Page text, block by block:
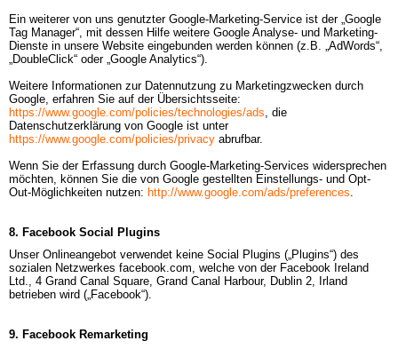
Ein weiterer von uns genutzter Google-Marketing-Service ist der „Google
Tag Manager“, mit dessen Hilfe weitere Google Analyse- und Marketing-
Dienste in unsere Website eingebunden werden können (z.B. „AdWords“,
„DoubleClick“ oder „Google Analytics“).
Weitere Informationen zur Datennutzung zu Marketingzwecken durch
Google, erfahren Sie auf der Übersichtsseite:
https://www.google.com/policies/technologies/ads, die
Datenschutzerklärung von Google ist unter
https://www.google.com/policies/privacy abrufbar.
Wenn Sie der Erfassung durch Google-Marketing-Services widersprechen
möchten, können Sie die von Google gestellten Einstellungs- und Opt-
Out-Möglichkeiten nutzen: http://www.google.com/ads/preferences.
8. Facebook Social Plugins
Unser Onlineangebot verwendet keine Social Plugins („Plugins“) des
sozialen Netzwerkes facebook.com, welche von der Facebook Ireland
Ltd., 4 Grand Canal Square, Grand Canal Harbour, Dublin 2, Irland
betrieben wird („Facebook“).
9. Facebook Remarketing